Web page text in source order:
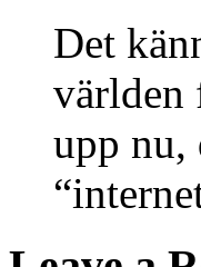
Det
världen
upp nu,